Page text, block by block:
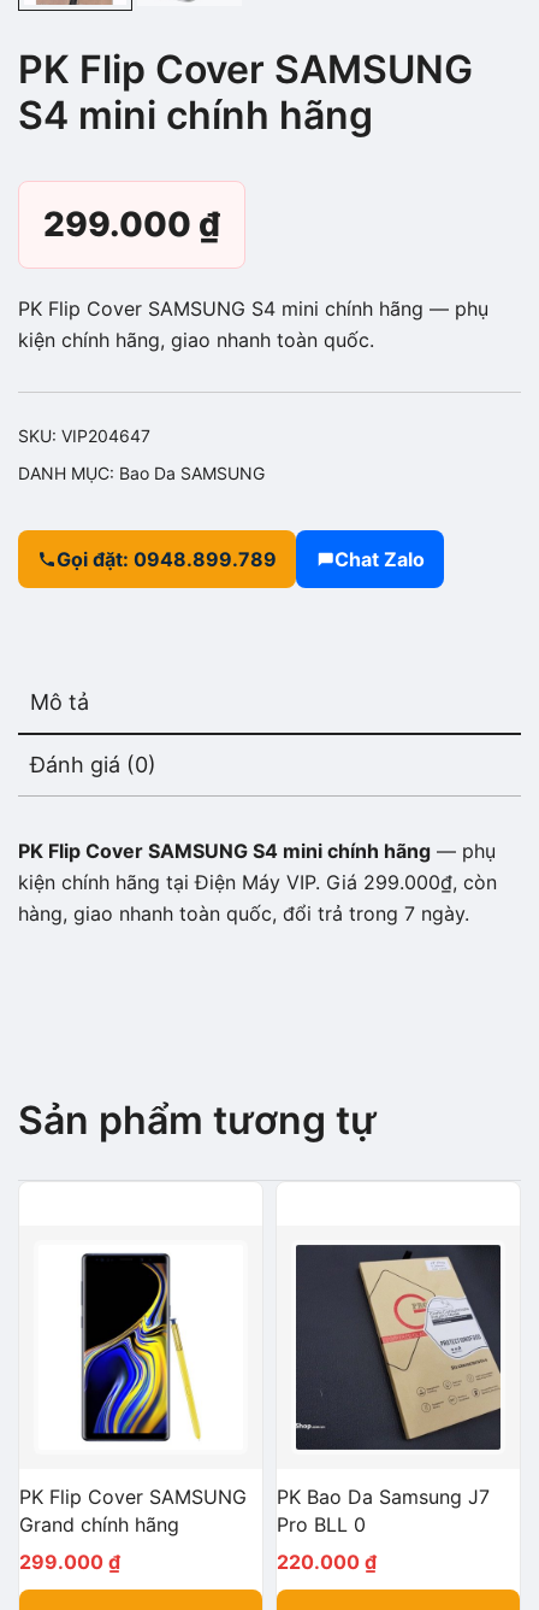
PK Flip Cover SAMSUNG
S4 mini chính hãng
299.000 ₫
PK Flip Cover SAMSUNG S4 mini chính hãng — phụ
kiện chính hãng, giao nhanh toàn quốc.
SKU: VIP204647
DANH MỤC: Bao Da SAMSUNG
Gọi đặt: 0948.899.789 Chat Zalo
Mô tả
Đánh giá (0)
PK Flip Cover SAMSUNG S4 mini chính hãng — phụ
kiện chính hãng tại Điện Máy VIP. Giá 299.000₫, còn
hàng, giao nhanh toàn quốc, đổi trả trong 7 ngày.
Sản phẩm tương tự
PK Flip Cover SAMSUNG
Grand chính hãng
299.000 ₫
PK Bao Da Samsung J7
Pro BLL 0
220.000 ₫